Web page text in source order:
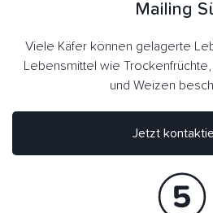
Jetzt
Mailing
Viele Käfer können gelagerte
Lebensmittel wie
und Weizen